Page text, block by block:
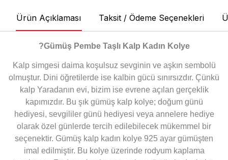
Ürün Açıklaması Taksit / Ödeme Seçenekleri
?Gümüş Pembe Taşlı Kalp Kadın Kolye
Kalp simgesi daima koşulsuz sevginin ve aşkın sembolü
olmuştur. Dini öğretilerde ise kalbin gücü sınırsızdır. Çünkü
kalp Yaradanın evi, bizim ise evrene açılan gerçeklik
kapımızdır. Bu şık gümüş kalp kolye; doğum günü
hediyesi, sevgililer günü hediyesi veya annelere hediye
olarak özel günlerde tercih edilebilecek mükemmel bir
seçenektir. Gümüş kalp kadın kolye 925 ayar gümüşten
imal edilmiştir. Bu kolye üzerinde rodyum kaplama